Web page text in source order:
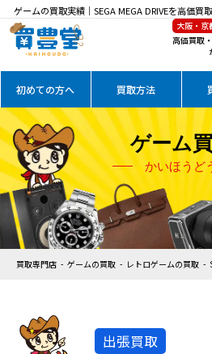
ゲームの買取実績｜SEGA MEGA DRIVEを高価買取
大阪・京
高価買取
初めての方へ 買取方法
ゲーム
かいほうど
買取専門店 ゲームの買取 レトロゲームの買取
出張買取